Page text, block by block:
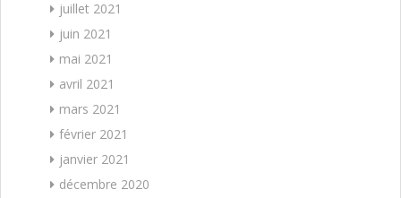
juillet 2021
juin 2021
mai 2021
avril 2021
mars 2021
février 2021
janvier 2021
décembre 2020